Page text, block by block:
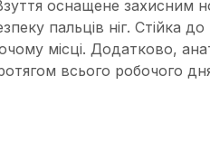
оснащене захисним
пальців ніг. Стійка до
місці. Додатково,
всього робочого